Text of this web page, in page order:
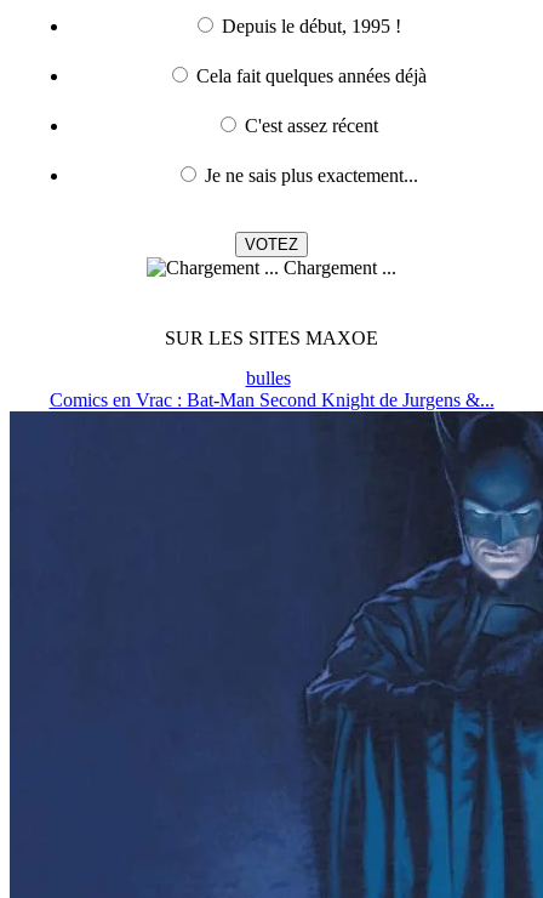
Depuis le début, 1995 !
Cela fait quelques années déjà
C'est assez récent
Je ne sais plus exactement...
Chargement ...
SUR LES SITES MAXOE
bulles
Comics en Vrac : Bat-Man Second Knight de Jurgens &...